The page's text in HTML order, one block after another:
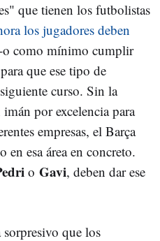
que tienen los futbolistas
los jugadores deben
como mínimo cumplir
que ese tipo de
curso. Sin la
por excelencia para
empresas, el Barça
en esa área en concreto.
o Gavi, deben dar ese
que los